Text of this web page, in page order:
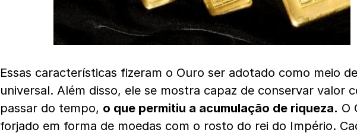
Essas características fizeram o Ouro ser adotado como meio
universal. Além disso, ele se mostra capaz de conservar valor
passar do tempo, o que permitiu a acumulação de riqueza. O
forjado em forma de moedas com o rosto do rei do Império.